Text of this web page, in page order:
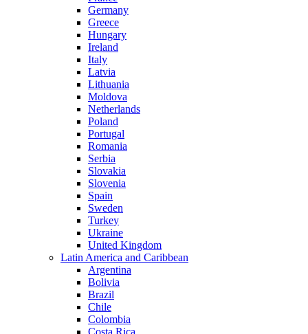
Germany
Greece
Hungary
Ireland
Italy
Latvia
Lithuania
Moldova
Netherlands
Poland
Portugal
Romania
Serbia
Slovakia
Slovenia
Spain
Sweden
Turkey
Ukraine
United Kingdom
Latin America and Caribbean
Argentina
Bolivia
Brazil
Chile
Colombia